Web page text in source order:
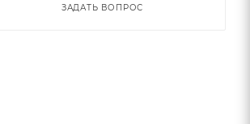
ЗАДАТЬ ВОПРОС